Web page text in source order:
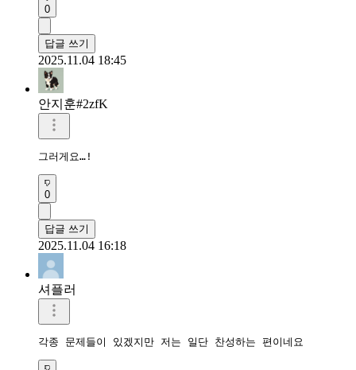
0
답글 쓰기
2025.11.04 18:45
안지훈#2zfK
그러게요…!
0
답글 쓰기
2025.11.04 16:18
셔플러
각종 문제들이 있겠지만 저는 일단 찬성하는 편이네요